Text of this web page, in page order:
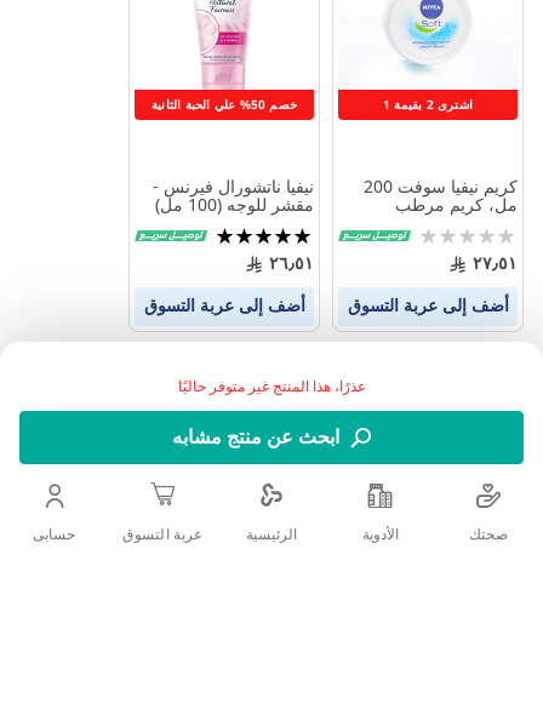
عذرًا، هذا المنتج غير متوفر حاليًا
ابحث عن منتج مشابه
اشترى 2 بقيمة 1
كريم نيفيا سوفت 200
مل، كريم مرطب
Rating:
0%
٢٧٫٥١
أضف إلى عربة التسوق
خصم 50% علي الحبة الثانية
نيفيا ناتشورال فيرنس -
مقشر للوجه (100 مل)
تقييم:
100%
٢٦٫٥١
أضف إلى عربة التسوق
صحتك الأدوية الرئيسية عربة التسوق حسابى